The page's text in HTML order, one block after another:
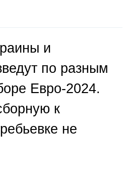
и
по разным
Евро-2024.
к
не